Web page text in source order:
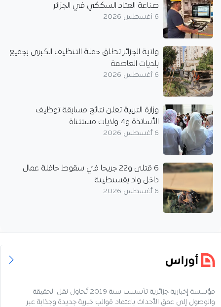
صناعة العتاد السككي في الجزائر
6 أغسطس 2026
ولاية الجزائر تطلق حملة التنظيف الكبرى بجميع
بلديات العاصمة
6 أغسطس 2026
وزارة التربية تعلن نتائج مسابقة توظيف
الأساتذة و4 ولايات مستثناة
6 أغسطس 2026
6 قتلى و22 جريحا في سقوط حافلة عمال
داخل واد بقسنطينة
6 أغسطس 2026
مؤسسة إخبارية جزائرية تأسست سنة 2019 تُحاول نقل الحقيقة
والوصول إلى عمق الأحداث باعتماد قوالب خبرية جديدة وجذابة عبر